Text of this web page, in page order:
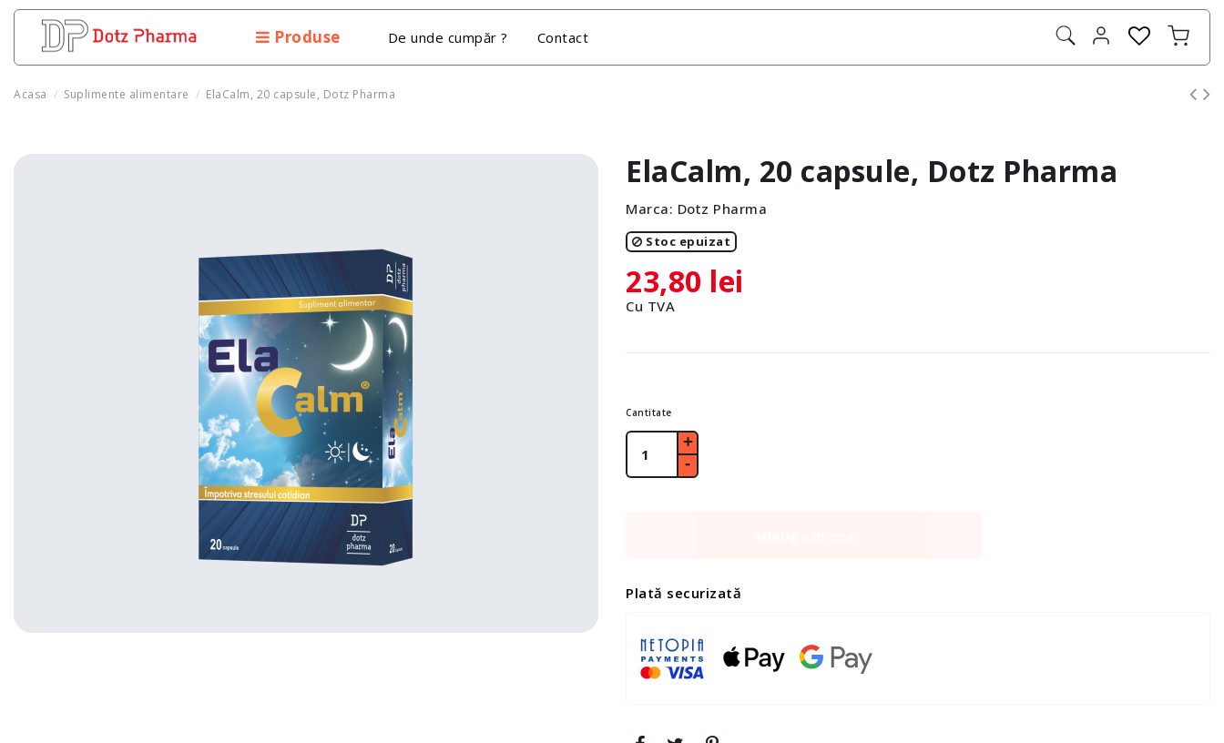
Produse De unde cumpăr ? Contact
Acasa Suplimente alimentare ElaCalm, 20 capsule, Dotz Pharma
ElaCalm, 20 capsule, Dotz Pharma
Marca: Dotz Pharma
Stoc epuizat
23,80 lei
Cu TVA
Cantitate
Plată securizată